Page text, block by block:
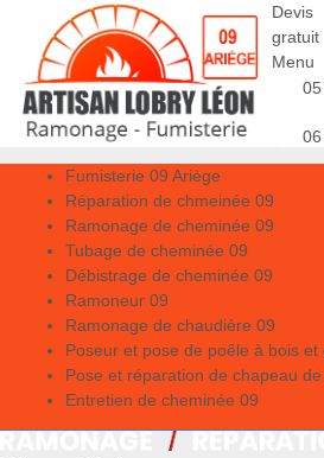
Devis
gratuit
Menu
Fumisterie 09 Ariège
Réparation de chmeinée 09
Ramonage de cheminée 09
Tubage de cheminée 09
Débistrage de cheminée 09
Ramoneur 09
Ramonage de chaudière 09
Poseur et pose de poêle à bois et
Pose et réparation de chapeau
Entretien de cheminée 09